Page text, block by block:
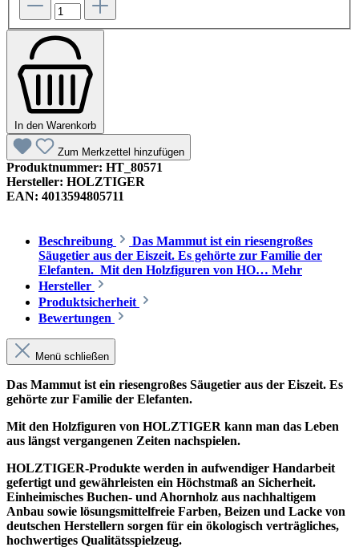
In den Warenkorb
Zum Merkzettel hinzufügen
Produktnummer: HT_80571
Hersteller: HOLZTIGER
EAN: 4013594805711
Beschreibung
Das Mammut ist ein riesengroßes
Säugetier aus der Eiszeit. Es gehörte zur Familie der
Elefanten. Mit den Holzfiguren von HO… Mehr
Hersteller
Produktsicherheit
Bewertungen
Menü schließen
Das Mammut ist ein riesengroßes Säugetier aus der Eiszeit. Es
gehörte zur Familie der Elefanten.
Mit den Holzfiguren von HOLZTIGER kann man das Leben
aus längst vergangenen Zeiten nachspielen.
HOLZTIGER-Produkte werden in aufwendiger Handarbeit
gefertigt und gewährleisten ein Höchstmaß an Sicherheit.
Einheimisches Buchen- und Ahornholz aus nachhaltigem
Anbau sowie lösungsmittelfreie Farben, Beizen und Lacke von
deutschen Herstellern sorgen für ein ökologisch verträgliches,
hochwertiges Qualitätsspielzeug.